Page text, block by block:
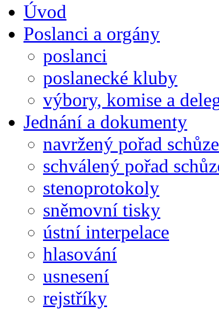
Úvod
Poslanci a orgány
poslanci
poslanecké kluby
výbory, komise a
Jednání a dokumenty
navržený pořad schůze
schválený pořad
stenoprotokoly
sněmovní tisky
ústní interpelace
hlasování
usnesení
rejstříky